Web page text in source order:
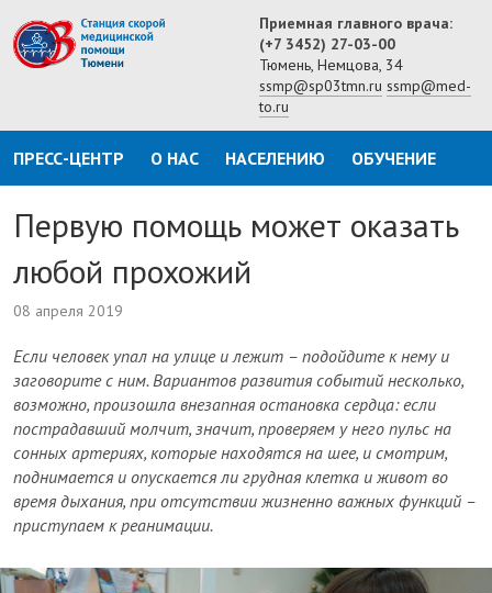
Приемная главного врача:
(+7 3452) 27-03-00
Тюмень, Немцова, 34
ssmp@sp03tmn.ru ssmp@med-
to.ru
ПРЕСС-ЦЕНТР О НАС НАСЕЛЕНИЮ ОБУЧЕНИЕ
Первую помощь может оказать
любой прохожий
08 апреля 2019
Если человек упал на улице и лежит – подойдите к нему и
заговорите с ним. Вариантов развития событий несколько,
возможно, произошла внезапная остановка сердца: если
пострадавший молчит, значит, проверяем у него пульс на
сонных артериях, которые находятся на шее, и смотрим,
поднимается и опускается ли грудная клетка и живот во
время дыхания, при отсутствии жизненно важных функций –
приступаем к реанимации.